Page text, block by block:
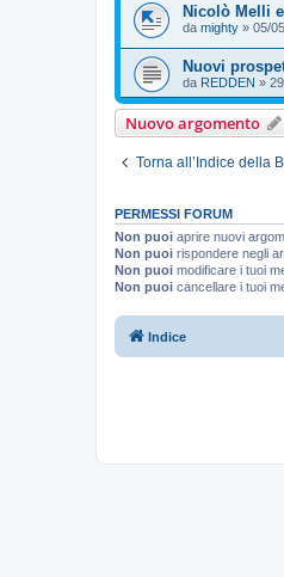
Nicolò Melli
da mighty » 05/
Nuovi
da REDDEN »
Nuovo argomento
Torna all’Indice della
PERMESSI FORUM
Non puoi aprire nuovi
Non puoi rispondere negli
Non puoi modificare i tuoi
Non puoi cancellare i tuoi
Indice